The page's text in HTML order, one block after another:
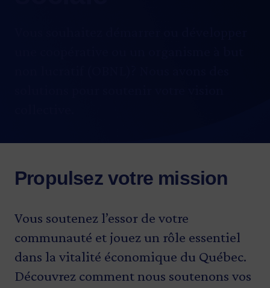
Propulsez votre mission
Vous soutenez l’essor de votre
communauté et jouez un rôle essentiel
dans la vitalité économique du Québec.
Découvrez comment nous soutenons vos